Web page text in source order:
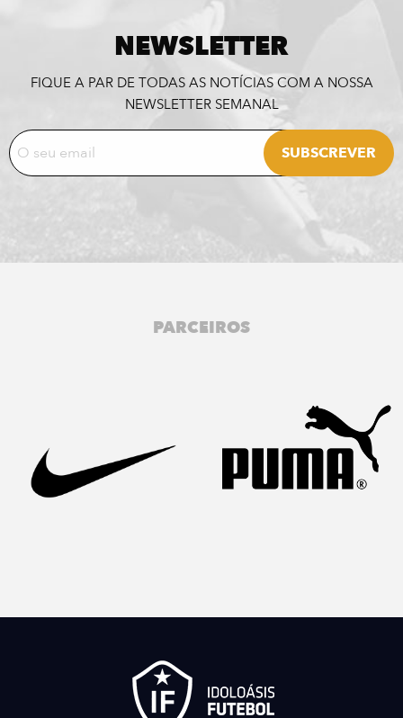
NEWSLETTER
FIQUE A PAR DE TODAS AS NOTÍCIAS COM A NOSSA
NEWSLETTER SEMANAL
PARCEIROS